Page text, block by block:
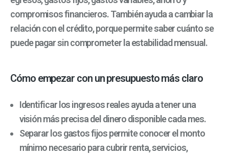
compromisos financieros. También ayuda a cambiar la
relación con el crédito, porque permite saber cuánto se
puede pagar sin comprometer la estabilidad mensual.
Cómo empezar con un presupuesto más claro
Identificar los ingresos reales ayuda a tener una
visión más precisa del dinero disponible cada mes.
Separar los gastos fijos permite conocer el monto
mínimo necesario para cubrir renta, servicios,